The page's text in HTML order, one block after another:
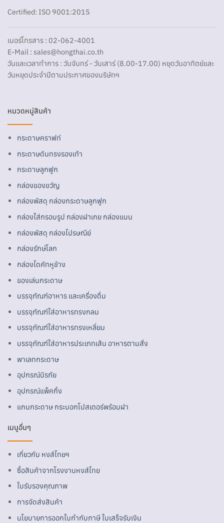
Certified: ISO 9001:2015
เบอร์โทรสาร : 02-062-4001
E-Mail : sales@hongthai.co.th
วันและเวลาทำการ : วันจันทร์ - วันเสาร์ (8.00-17.00) หยุดวันอาทิตย์และ
วันหยุดประจำปีตามประกาศของบริษัทฯ
หมวดหมู่สินค้า
กระดาษคราฟท์
กระดาษดันทรงรองเท้า
กระดาษลูกฟูก
กล่องของขวัญ
กล่องพัสดุ กล่องกระดาษลูกฟูก
กล่องใส่กรอบรูป กล่องฝาเกย กล่องแบน
กล่องพัสดุ กล่องไปรษณีย์
กล่องรักษ์โลก
กล่องไดคัทหูช้าง
ของเล่นกระดาษ
บรรจุภัณฑ์อาหาร และเครื่องดื่ม
บรรจุภัณฑ์ใส่อาหารทรงกลม
บรรจุภัณฑ์ใส่อาหารทรงเหลี่ยม
บรรจุภัณฑ์ใส่อาหารประเภทเส้น อาหารตามสั่ง
พาเลทกระดาษ
อุปกรณ์นิรภัย
อุปกรณ์แพ็คกิ้ง
แกนกระดาษ กระบอกโปสเตอร์พร้อมฝา
เมนูอื่นๆ
เกี่ยวกับ หงส์ไทยฯ
ซื้อสินค้าจากโรงงานหงส์ไทย
ใบรับรองคุณภาพ
การจัดส่งสินค้า
นโยบายการออกใบกำกับภาษี ใบเสร็จรับเงิน